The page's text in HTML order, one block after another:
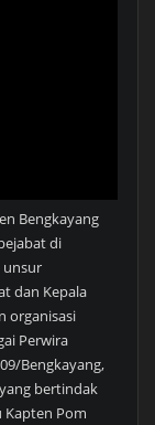
Bengkayang
di
unsur
dan Kepala
organisasi
Perwira
Bengkayang,
bertindak
Kapten Pom